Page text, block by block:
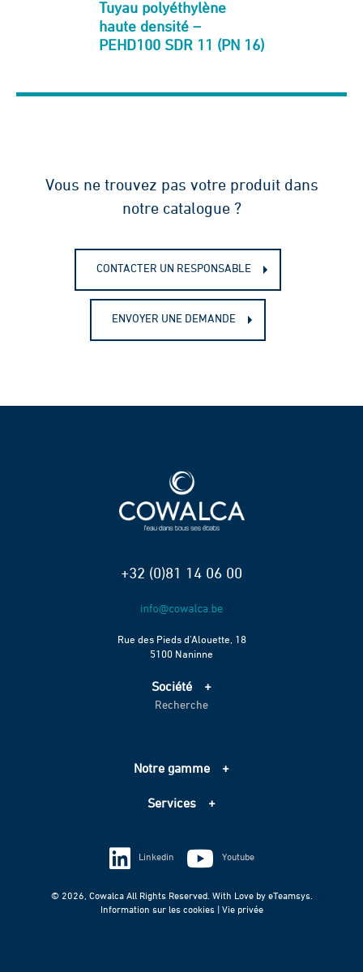
Tuyau polyéthylène
haute densité –
PEHD100 SDR 11 (PN 16)
Vous ne trouvez pas votre produit dans
notre catalogue ?
CONTACTER UN RESPONSABLE
ENVOYER UNE DEMANDE
+32 (0)81 14 06 00
Rue des Pieds d’Alouette, 18
5100 Naninne
Société
Accueil
Échelle de performance CO2
Recherche
Notre gamme
Assainissement
Techniques spéciales
Services
Information sur les cookies
Vie privée
© 2026, Cowalca All Rights Reserved. With Love by eTeamsys.
Information sur les cookies | Vie privée
Linkedin Youtube